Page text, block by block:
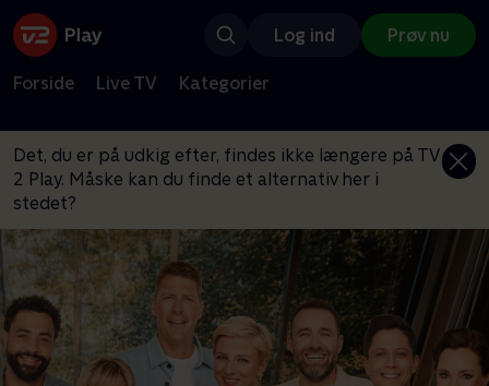
Log ind Prøv nu
Forside Live TV Kategorier
Det, du er på udkig efter, findes ikke længere på TV
2 Play. Måske kan du finde et alternativ her i
stedet?